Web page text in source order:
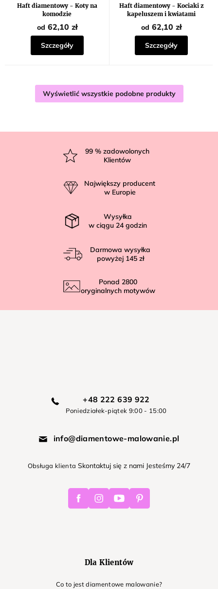
Haft diamentowy - Koty na
komodzie
od 62,10 zł
Szczegóły
Haft diamentowy - Kociaki z
kapeluszem i kwiatami
od 62,10 zł
Szczegóły
Wyświetlić wszystkie podobne produkty
99 % zadowolonych
Klientów
Największy producent
w Europie
Wysyłka
w ciągu 24 godzin
Darmowa wysyłka
powyżej 145 zł
Ponad 2800
oryginalnych motywów
+48 222 639 922
Poniedziałek-piątek 9:00 - 15:00
info@diamentowe-malowanie.pl
Obsługa klienta Skontaktuj się z nami Jesteśmy 24/7
FacebookInstagramYoutube Pinterest
Dla Klientów
Co to jest diamentowe malowanie?